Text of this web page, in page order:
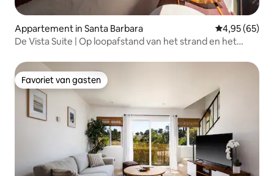
Appartement in Santa Barbara Gemiddelde
4,95 (65)
De Vista Suite | Op loopafstand van het strand en het
Favoriet van gasten
Favoriet van gasten